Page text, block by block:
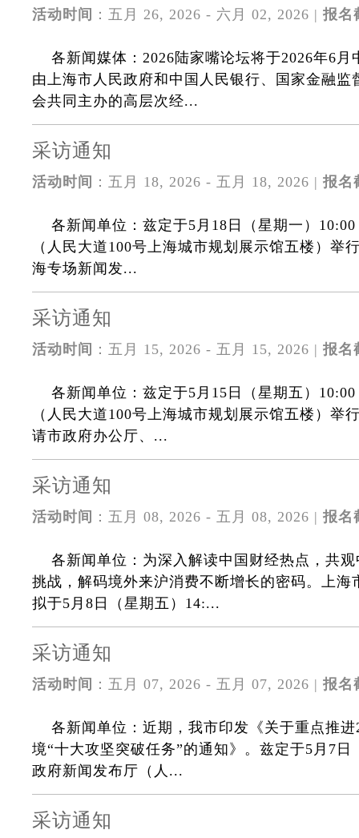
活动时间 ：五月 26, 2026 - 六月 02, 2026 | 报名
各新闻媒体：2026陆家嘴论坛将于2026年6
由上海市人民政府和中国人民银行、国家金融监
会共同主办的高层次经...
采访通知
活动时间 ：五月 18, 2026 - 五月 18, 2026 | 报名
各新闻单位：兹定于5月18日（星期一）
（人民大道100号上海城市规划展示馆五楼）举
海专场新闻发...
采访通知
活动时间 ：五月 15, 2026 - 五月 15, 2026 | 报名
各新闻单位：兹定于5月15日（星期五）
（人民大道100号上海城市规划展示馆五楼）举
请市政府办公厅、...
采访通知
活动时间 ：五月 08, 2026 - 五月 08, 2026 | 报名
各新闻单位：为深入解读中国财经热点，共
挑战，解码境外来沪消费不断增长的密码。上海
拟于5月8日（星期五）14:...
采访通知
活动时间 ：五月 07, 2026 - 五月 07, 2026 | 报名
各新闻单位：近期，我市印发《关于重点推
境“十大攻坚突破任务”的通知》。兹定于5月7日
政府新闻发布厅（人...
采访通知